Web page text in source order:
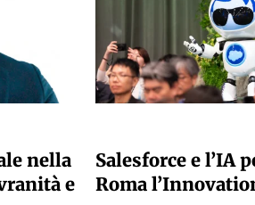
nella
e
Salesforce e l’IA
Roma